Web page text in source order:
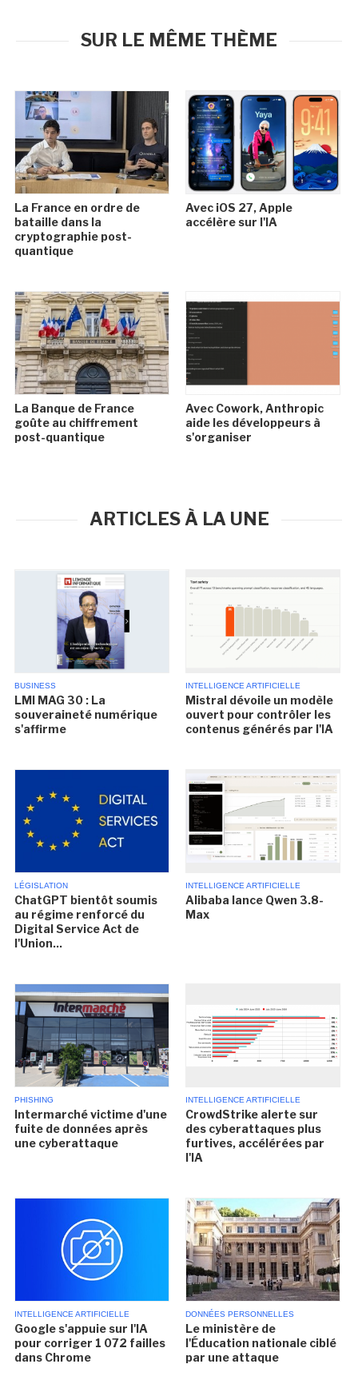
SUR LE MÊME THÈME
La France en ordre de
bataille dans la
cryptographie post-
quantique
Avec iOS 27, Apple
accélère sur l'IA
La Banque de France
goûte au chiffrement
post-quantique
Avec Cowork, Anthropic
aide les développeurs à
s'organiser
ARTICLES À LA UNE
BUSINESS
LMI MAG 30 : La
souveraineté numérique
s'affirme
INTELLIGENCE ARTIFICIELLE
Mistral dévoile un modèle
ouvert pour contrôler les
contenus générés par l'IA
LÉGISLATION
ChatGPT bientôt soumis
au régime renforcé du
Digital Service Act de
l'Union...
INTELLIGENCE ARTIFICIELLE
Alibaba lance Qwen 3.8-
Max
PHISHING
Intermarché victime d'une
fuite de données après
une cyberattaque
INTELLIGENCE ARTIFICIELLE
CrowdStrike alerte sur
des cyberattaques plus
furtives, accélérées par
l'IA
INTELLIGENCE ARTIFICIELLE
Google s'appuie sur l'IA
pour corriger 1 072 failles
dans Chrome
DONNÉES PERSONNELLES
Le ministère de
l'Éducation nationale ciblé
par une attaque